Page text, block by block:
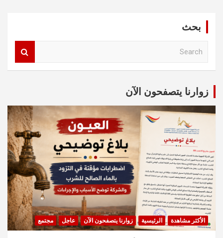
بحث
c
h
زوارنا يتصفحون الآن
الأكثر مشاهدة الرئيسية زوارنا يتصفحون الآن عاجل مجتمع